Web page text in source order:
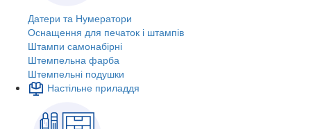
Датери та Нумератори
Оснащення для печаток і штампів
Штампи самонабірні
Штемпельна фарба
Штемпельні подушки
Настільне приладдя